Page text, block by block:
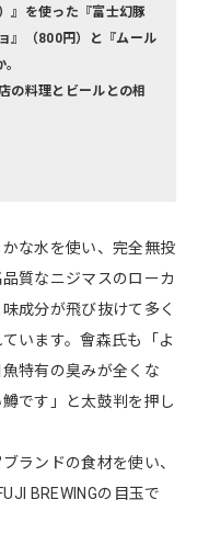
』を使った『富士幻豚
』（800円）と『ムール
の料理とビールとの相
な水を使い、完全無投
質なニジマスのローカ
成分が飛び抜けて多く
います。會森氏も「よ
特有の臭みが全くな
です」と太鼓判を押し
ランドの食材を使い、
BREWINGの目玉で